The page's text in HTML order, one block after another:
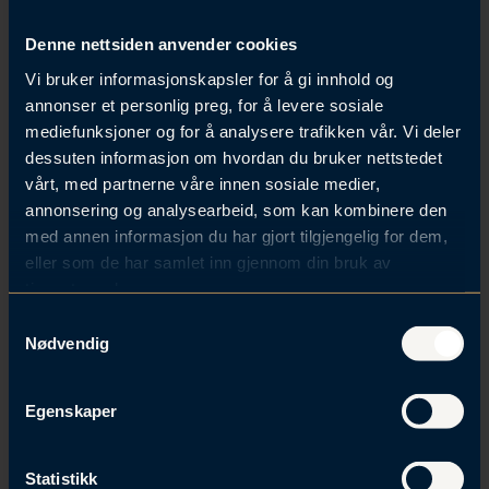
Denne nettsiden anvender cookies
Vi bruker informasjonskapsler for å gi innhold og
annonser et personlig preg, for å levere sosiale
mediefunksjoner og for å analysere trafikken vår. Vi deler
dessuten informasjon om hvordan du bruker nettstedet
vårt, med partnerne våre innen sosiale medier,
annonsering og analysearbeid, som kan kombinere den
med annen informasjon du har gjort tilgjengelig for dem,
eller som de har samlet inn gjennom din bruk av
Nødvendig
Egenskaper
Statistikk
Avkall på fremtidig arv må
«gis overfor arvelateren»,
arvelateren må ha fått kunnskap om avkallet på arv,
før hans bortgang. Avkall på arv er altså en ensidig
disposisjon. Den kan ikke nektes av arvelateren.
Arveloven oppstiller ingen formkrav for avkall på
arv. Imidlertid anbefales det at dette gjøres skriftlig.
Dette har en side til den bevismessige svakheten en
muntlig avtale kan ha. Et skriftlig avkall bør
eller uskifte.
Hva hvis du har gitt et avkall, men